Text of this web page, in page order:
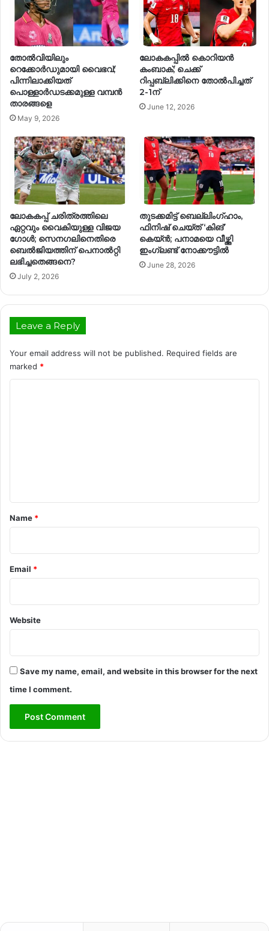
തോൽവിയിലും
റെക്കോർഡുമായി വൈഭവ്;
പിന്നിലാക്കിയത്
പൊള്ളാർഡടക്കമുള്ള വമ്പൻ
താരങ്ങളെ
May 9, 2026
ലോകകപ്പിൽ കൊറിയൻ
കംബാക്; ചെക്ക്
റിപ്പബ്ലിക്കിനെ തോൽപിച്ചത്
2-1ന്
June 12, 2026
ലോകകപ്പ് ചരിത്രത്തിലെ
ഏറ്റവും വൈകിയുള്ള വിജയ
ഗോൾ; സെനഗലിനെതിരെ
ബെൽജിയത്തിന് പെനാൽറ്റി
ലഭിച്ചതെങ്ങനെ?
July 2, 2026
തുടക്കമിട്ട് ബെല്ലിംഗ്ഹാം,
ഫിനിഷ് ചെയ്ത് ‘കിങ്’
കെയ്ൻ; പനാമയെ വീഴ്ത്തി
ഇംഗ്ലണ്ട് നോക്കൗട്ടിൽ
June 28, 2026
Leave a Reply
Your email address will not be published. Required fields are
marked *
*
Name *
Email *
Website
Save my name, email, and website in this browser for the next
time I comment.